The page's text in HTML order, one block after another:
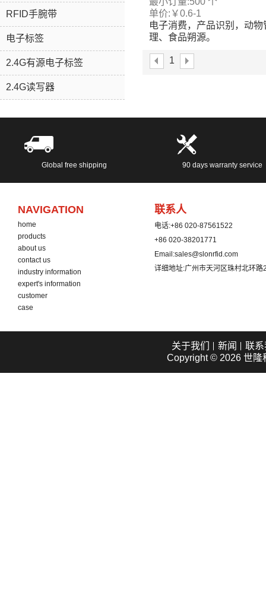
RFID手腕带
电子标签
2.4G有源电子标签
2.4G读写器
RFID
单价: ￥0.6-1
电子消费，产品识别，动物
理、食品朔源。
等多个工艺。
1
Global free shipping 90 days warranty service
NAVIGATION
home
products
about us
contact us
industry information
expert's information
customer
case
联系人
电话:+86 020-87561522
+86 020-38201771
Email:sales@slonrfid.com
详细地址:广州市天河区珠村北环
关于我们 新闻
联
Copyright © 2026 世隆